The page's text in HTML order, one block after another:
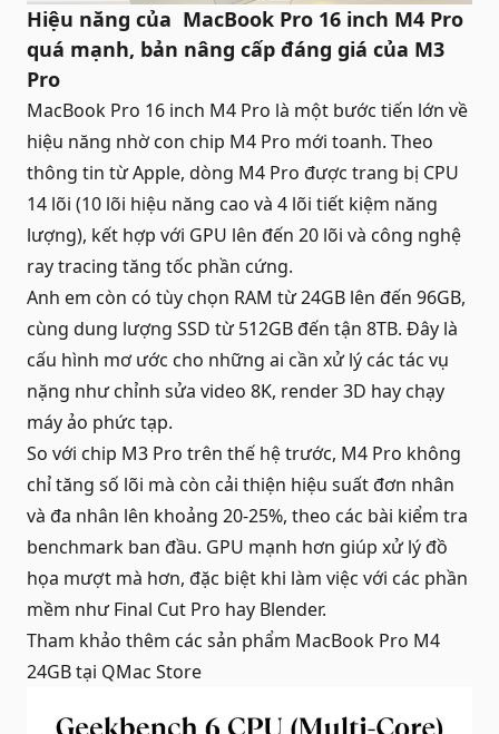
Hiệu năng của MacBook Pro 16 inch M4 Pro
quá mạnh, bản nâng cấp đáng giá của M3
Pro
MacBook Pro 16 inch M4 Pro là một bước tiến lớn về
hiệu năng nhờ con chip M4 Pro mới toanh. Theo
thông tin từ Apple, dòng M4 Pro được trang bị CPU
14 lõi (10 lõi hiệu năng cao và 4 lõi tiết kiệm năng
lượng), kết hợp với GPU lên đến 20 lõi và công nghệ
ray tracing tăng tốc phần cứng.
Anh em còn có tùy chọn RAM từ 24GB lên đến 96GB,
cùng dung lượng SSD từ 512GB đến tận 8TB. Đây là
cấu hình mơ ước cho những ai cần xử lý các tác vụ
nặng như chỉnh sửa video 8K, render 3D hay chạy
máy ảo phức tạp.
So với chip M3 Pro trên thế hệ trước, M4 Pro không
chỉ tăng số lõi mà còn cải thiện hiệu suất đơn nhân
và đa nhân lên khoảng 20-25%, theo các bài kiểm tra
benchmark ban đầu. GPU mạnh hơn giúp xử lý đồ
họa mượt mà hơn, đặc biệt khi làm việc với các phần
mềm như Final Cut Pro hay Blender.
Tham khảo thêm các sản phẩm MacBook Pro M4
24GBtại QMac Store